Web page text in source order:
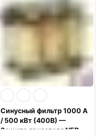
Синусный фильтр 1000 А
/ 500 кВт (400В) —
Защита двигателя NEP